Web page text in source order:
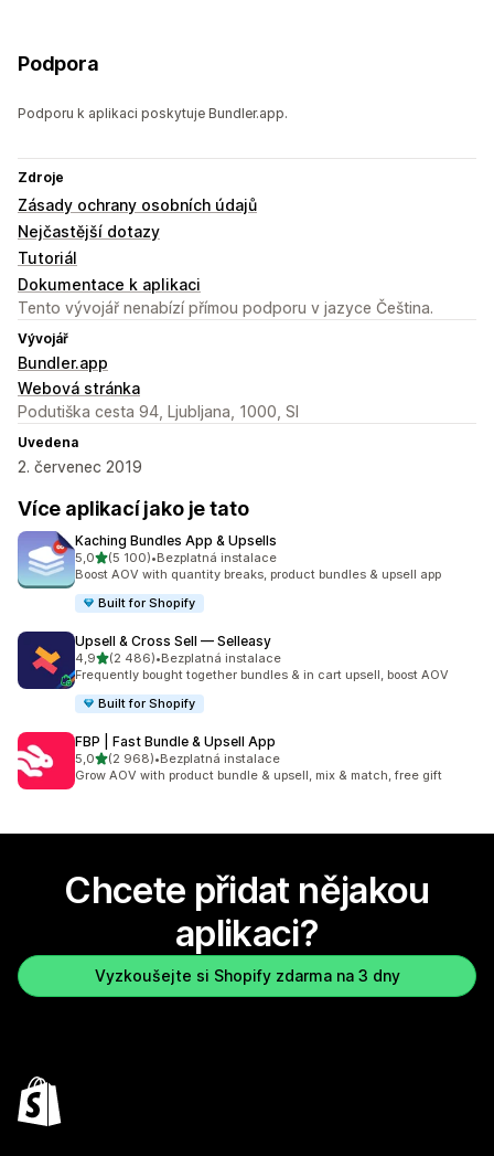
Podpora
Podporu k aplikaci poskytuje Bundler.app.
Zdroje
Zásady ochrany osobních údajů
Nejčastější dotazy
Tutoriál
Dokumentace k aplikaci
Tento vývojář nenabízí přímou podporu v jazyce Čeština.
Vývojář
Bundler.app
Webová stránka
Podutiška cesta 94, Ljubljana, 1000, SI
Uvedena
2. červenec 2019
Více aplikací jako je tato
Kaching Bundles App & Upsells
5,0z 5 hvězd
(5 100)
Celkový počet recenzí: 5100
•Bezplatná instalace
Boost AOV with quantity breaks, product bundles & upsell app
Built for Shopify
Upsell & Cross Sell — Selleasy
4,9z 5 hvězd
(2 486)
Celkový počet recenzí: 2486
•Bezplatná instalace
Frequently bought together bundles & in cart upsell, boost AOV
Built for Shopify
FBP | Fast Bundle & Upsell App
5,0z 5 hvězd
(2 968)
Celkový počet recenzí: 2968
•Bezplatná instalace
Grow AOV with product bundle & upsell, mix & match, free gift
Chcete přidat nějakou
aplikaci?
Vyzkoušejte si Shopify zdarma na 3 dny